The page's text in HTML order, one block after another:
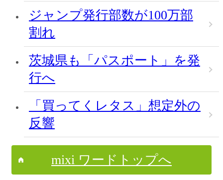
ジャンプ発行部数が100万部
割れ
茨城県も「パスポート」を発
行へ
「買ってくレタス」想定外の
反響
mixi ワードトップへ